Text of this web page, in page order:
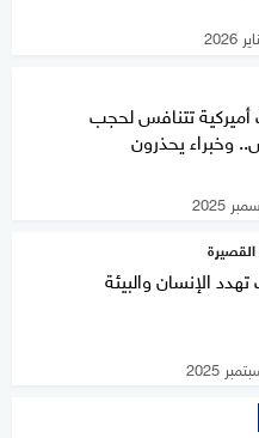
تتنافس لحجب
وخبراء يحذرون
القصيرة
الإنسان والبيئة